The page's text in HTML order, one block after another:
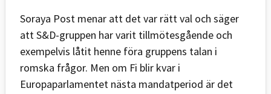
Soraya Post menar att det var rätt val och säger
att S&D-gruppen har varit tillmötesgående och
exempelvis låtit henne föra gruppens talan i
romska frågor. Men om Fi blir kvar i
Europaparlamentet nästa mandatperiod är det